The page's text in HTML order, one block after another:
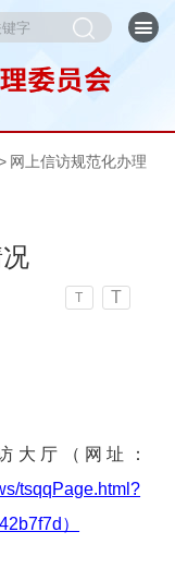
网上信访规范化办理
T T
大厅（网址：
tsqqPage.html?
）